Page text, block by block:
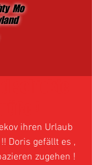
Mo
ihren Urlaub
Doris gefällt es ,
zugehen !